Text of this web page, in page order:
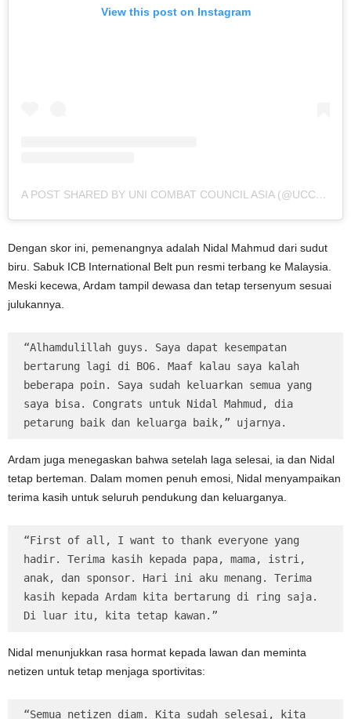
View this post on Instagram
A POST SHARED BY UNI COMBAT COUNCIL ASIA (@UCC_ASIA)
Dengan skor ini, pemenangnya adalah Nidal Mahmud dari sudut
biru. Sabuk ICB International Belt pun resmi terbang ke Malaysia.
Meski kecewa, Ardam tampil dewasa dan tetap tersenyum sesuai
julukannya.
“Alhamdulillah guys. Saya dapat kesempatan
bertarung lagi di BO6. Maaf kalau saya kalah
beberapa poin. Saya sudah keluarkan semua yang
saya bisa. Congrats untuk Nidal Mahmud, dia
petarung baik dan keluarga baik,” ujarnya.
Ardam juga menegaskan bahwa setelah laga selesai, ia dan Nidal
tetap berteman. Dalam momen penuh emosi, Nidal menyampaikan
terima kasih untuk seluruh pendukung dan keluarganya.
“First of all, I want to thank everyone yang
hadir. Terima kasih kepada papa, mama, istri,
anak, dan sponsor. Hari ini aku menang. Terima
kasih kepada Ardam kita bertarung di ring saja.
Di luar itu, kita tetap kawan.”
Nidal menunjukkan rasa hormat kepada lawan dan meminta
netizen untuk tetap menjaga sportivitas:
“Semua netizen diam. Kita sudah selesai, kita